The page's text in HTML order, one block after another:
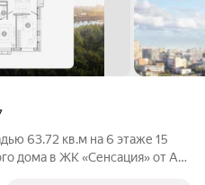
63.72 кв.м на 6 этаже 15
дома в ЖК «Сенсация» от АО